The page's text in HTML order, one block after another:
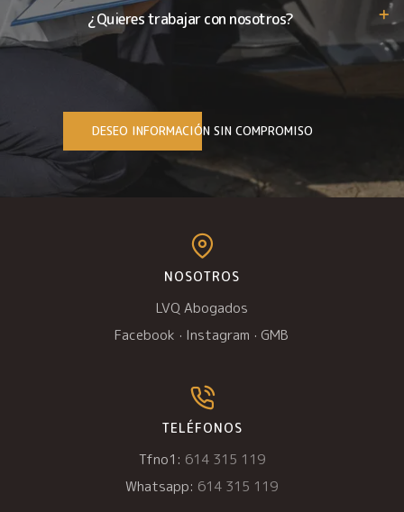
¿Quieres trabajar con nosotros?
DESEO INFORMACIÓN SIN COMPROMISO
NOSOTROS
LVQ Abogados
Facebook · Instagram · GMB
TELÉFONOS
Tfno1: 614 315 119
Whatsapp: 614 315 119